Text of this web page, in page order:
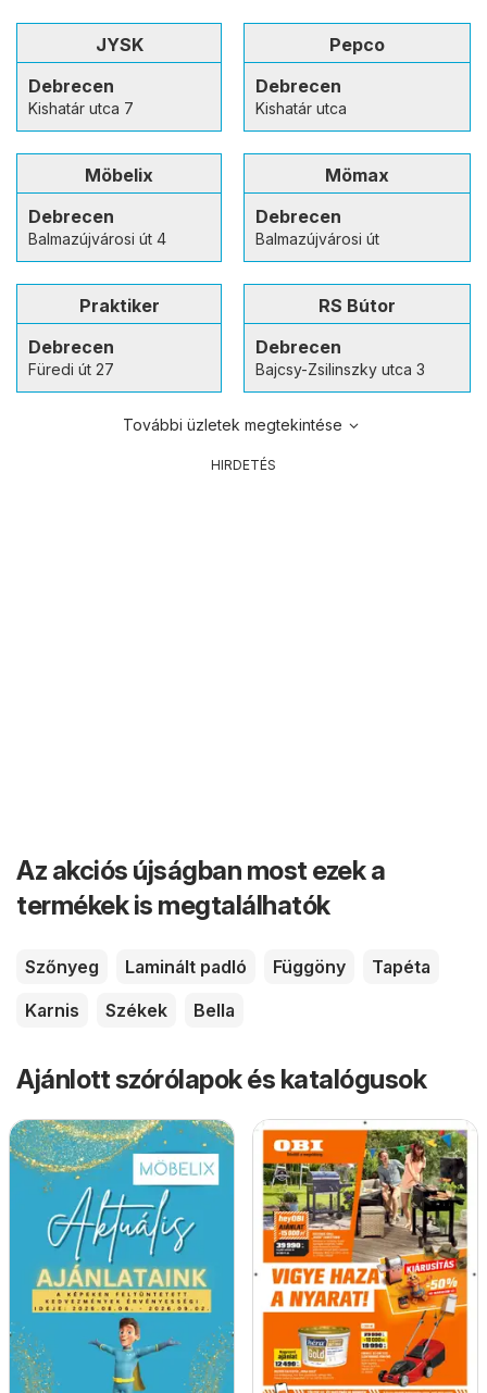
JYSK
Debrecen
Kishatár utca 7
Pepco
Debrecen
Kishatár utca
Möbelix
Debrecen
Balmazújvárosi út 4
Mömax
Debrecen
Balmazújvárosi út
Praktiker
Debrecen
Füredi út 27
RS Bútor
Debrecen
Bajcsy-Zsilinszky utca 3
További üzletek megtekintése
HIRDETÉS
Az akciós újságban most ezek a
termékek is megtalálhatók
Szőnyeg Laminált padló Függöny
Tapéta
Karnis
Székek Bella
Ajánlott szórólapok és katalógusok